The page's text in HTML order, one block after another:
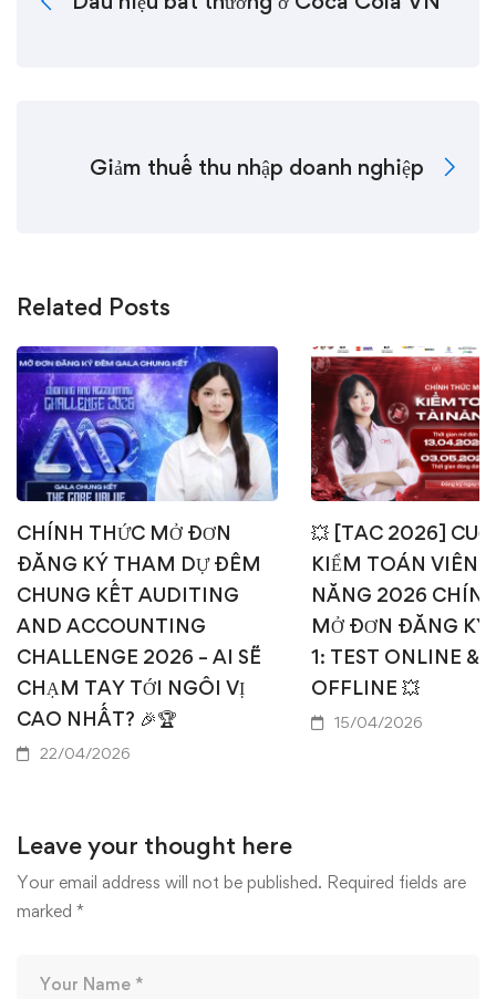
Giảm thuế thu nhập doanh nghiệp
Related Posts
CHÍNH THỨC MỞ ĐƠN
ĐĂNG KÝ THAM DỰ ĐÊM
CHUNG KẾT AUDITING
AND ACCOUNTING
CHALLENGE 2026 – AI SẼ
CHẠM TAY TỚI NGÔI VỊ
CAO NHẤT? 🎉🏆
22/04/2026
💥 [TAC 2026]
KIỂM TOÁN VIÊN
NĂNG 2026
MỞ ĐƠN ĐĂNG KÝ
1: TEST ONLINE &
OFFLINE 💥
15/04/2026
Leave your thought here
Your email address will not be published. Required fields are
marked *